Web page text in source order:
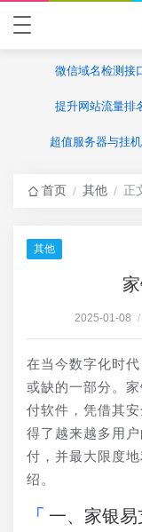
微信域名检测接
提升网站流量排
超值服务器与挂
首页 / 其他 / 正
其他
2025-01-08 /
在当今数字化时
或缺的一部分。
付软件，凭借其
得了越来越多用
付，并最大限度
绍。
一、家银